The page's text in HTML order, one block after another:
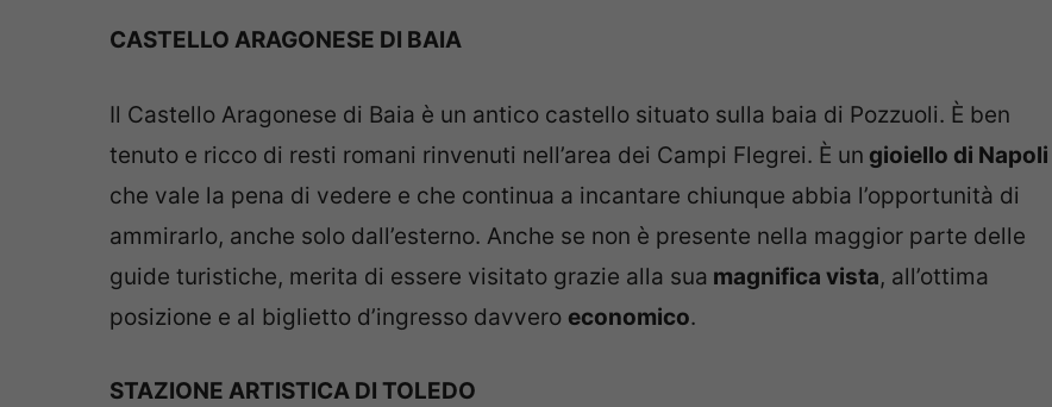
CASTELLO ARAGONESE DI BAIA
Il Castello Aragonese di Baia è un antico castello situato sulla baia di Pozzuoli. È ben
tenuto e ricco di resti romani rinvenuti nell’area dei Campi Flegrei. È un gioiello di Napoli
che vale la pena di vedere e che continua a incantare chiunque abbia l’opportunità di
ammirarlo, anche solo dall’esterno. Anche se non è presente nella maggior parte delle
guide turistiche, merita di essere visitato grazie alla sua magnifica vista, all’ottima
posizione e al biglietto d’ingresso davvero economico.
STAZIONE ARTISTICA DI TOLEDO